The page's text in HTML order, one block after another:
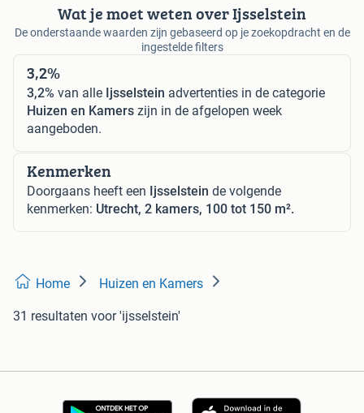
Wat je moet weten over Ijsselstein
De onderstaande waarden zijn gebaseerd op je zoekopdracht en de
ingestelde filters
3,2%
3,2% van alle Ijsselstein advertenties in de categorie
Huizen en Kamers zijn in de afgelopen week
aangeboden.
Kenmerken
Doorgaans heeft een Ijsselstein de volgende
kenmerken: Utrecht, 2 kamers, 100 tot 150 m².
Home Huizen en Kamers
31 resultaten voor 'ijsselstein'